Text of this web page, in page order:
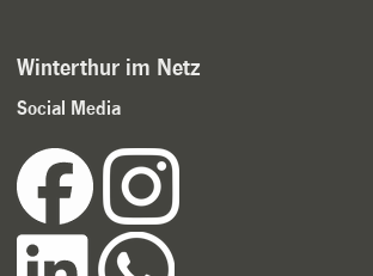
Winterthur im Netz
Social Media